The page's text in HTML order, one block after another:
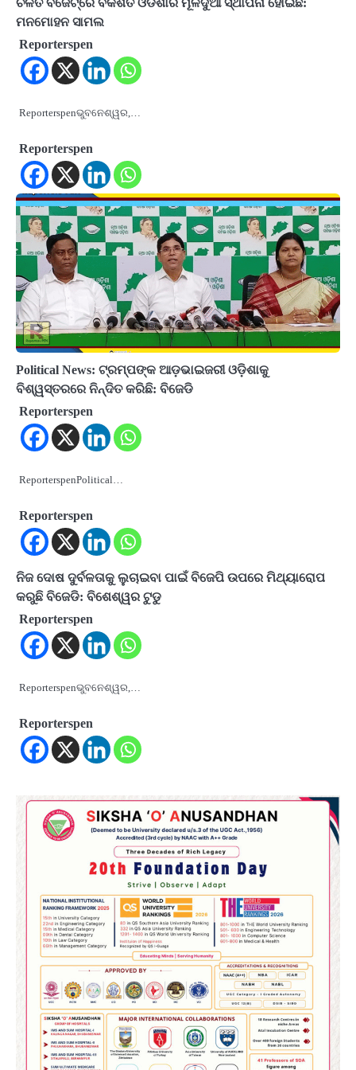
ଚଳିତ ବଜେଟ୍‌ରେ ବିକଶିତ ଓଡିଶାର ମୂଳଦୁଆ ସ୍ଥାପନା ହୋଇଛି:
ମନମୋହନ ସାମଲ
Reporterspen
Reporterspenଭୁବନେଶ୍ୱର,…
Reporterspen
Political News: ଟ୍ରମ୍ପଙ୍କ ଆଡ଼ଭାଇଜରୀ ଓଡ଼ିଶାକୁ
ବିଶ୍ୱସ୍ତରରେ ନିନ୍ଦିତ କରିଛି: ବିଜେଡି
Reporterspen
ReporterspenPolitical…
Reporterspen
ନିଜ ଦୋଷ ଦୁର୍ବଳତାକୁ ଲୁଚାଇବା ପାଇଁ ବିଜେପି ଉପରେ ମିଥ୍ୟାରୋପ
କରୁଛି ବିଜେଡି: ବିଶେଶ୍ୱର ଟୁଡୁ
Reporterspen
Reporterspenଭୁବନେଶ୍ୱର,…
Reporterspen
୨୦୨୭ ବିଶ୍ୱକପ ପାଇଁ ରବି ଶାସ୍ତ୍ରୀଙ୍କ ଟିମ୍,
ଆକାଶ ଚୋପ୍ରା ଦେଲେ ୧୦ରୁ ୮ ମାର୍କ
Reporters Pen
ଆଜି ସୁଦ୍ଧା ଆସିବ ବନ୍ୟା କ୍ଷୟକ୍ଷତି ରିପୋର୍ଟ
; ୨୨ଟି ଜିଲ୍ଲାକୁ ୧୧୦କୋଟି ଟଙ୍କା ମଞ୍ଜୁର
Reporters Pen
ସୁଦୃଢ଼ ହେବ ବିପର୍ଯ୍ୟୟ ପରିଚାଳନା ଭିତ୍ତିଭୂମି,
ନିର୍ଭୁଲ୍ ହେବ ପାଣିପାଗ ପୂର୍ବାନୁମାନ
Reporters Pen